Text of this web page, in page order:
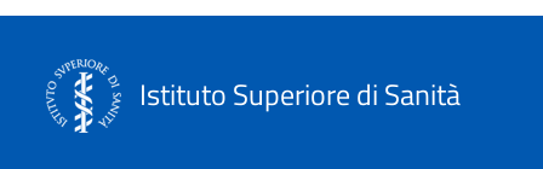
Istituto Superiore di Sanità